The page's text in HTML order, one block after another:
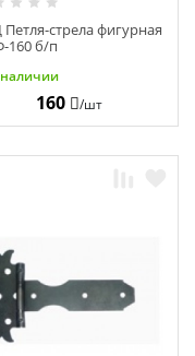
стрела фигурная
160 б/п
160 /шт